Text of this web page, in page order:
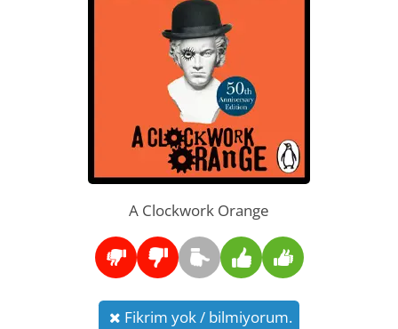
A Clockwork Orange
Fikrim yok / bilmiyorum.